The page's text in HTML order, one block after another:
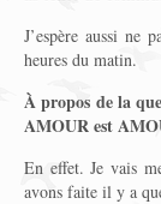
J’espère aussi ne
heures du matin.
À propos de la
AMOUR est
En effet. Je vais
avons faite il y a